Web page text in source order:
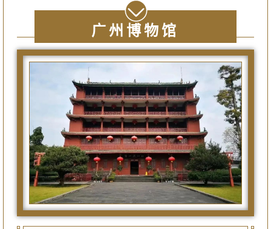
广州博物馆